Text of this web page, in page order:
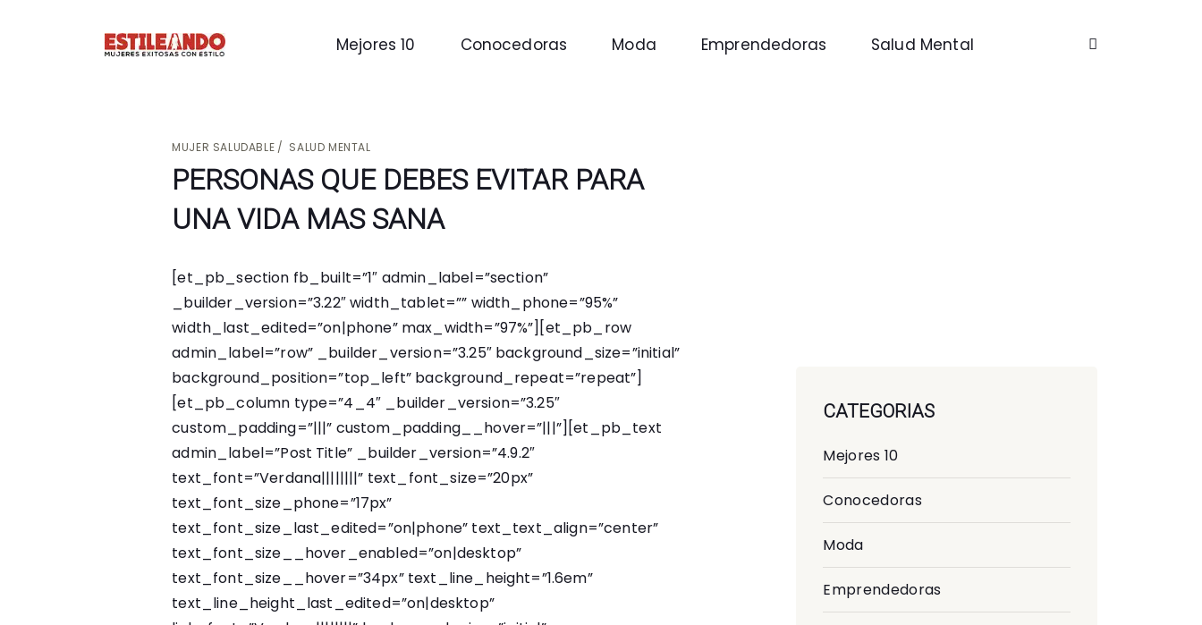
Mejores 10 Conocedoras Moda Emprendedoras Salud Mental
MUJER SALUDABLE SALUD MENTAL
PERSONAS QUE DEBES EVITAR PARA
UNA VIDA MAS SANA
[et_pb_section fb_built=”1″ admin_label=”section”
_builder_version=”3.22″ width_tablet=”” width_phone=”95%”
width_last_edited=”on|phone” max_width=”97%”][et_pb_row
admin_label=”row” _builder_version=”3.25″ background_size=”initial”
background_position=”top_left” background_repeat=”repeat”]
[et_pb_column type=”4_4″ _builder_version=”3.25″
custom_padding=”|||” custom_padding__hover=”|||”][et_pb_text
admin_label=”Post Title” _builder_version=”4.9.2″
text_font=”Verdana||||||||” text_font_size=”20px”
text_font_size_phone=”17px”
text_font_size_last_edited=”on|phone” text_text_align=”center”
text_font_size__hover_enabled=”on|desktop”
text_font_size__hover=”34px” text_line_height=”1.6em”
text_line_height_last_edited=”on|desktop”
CATEGORIAS
Mejores 10
Conocedoras
Moda
Emprendedoras